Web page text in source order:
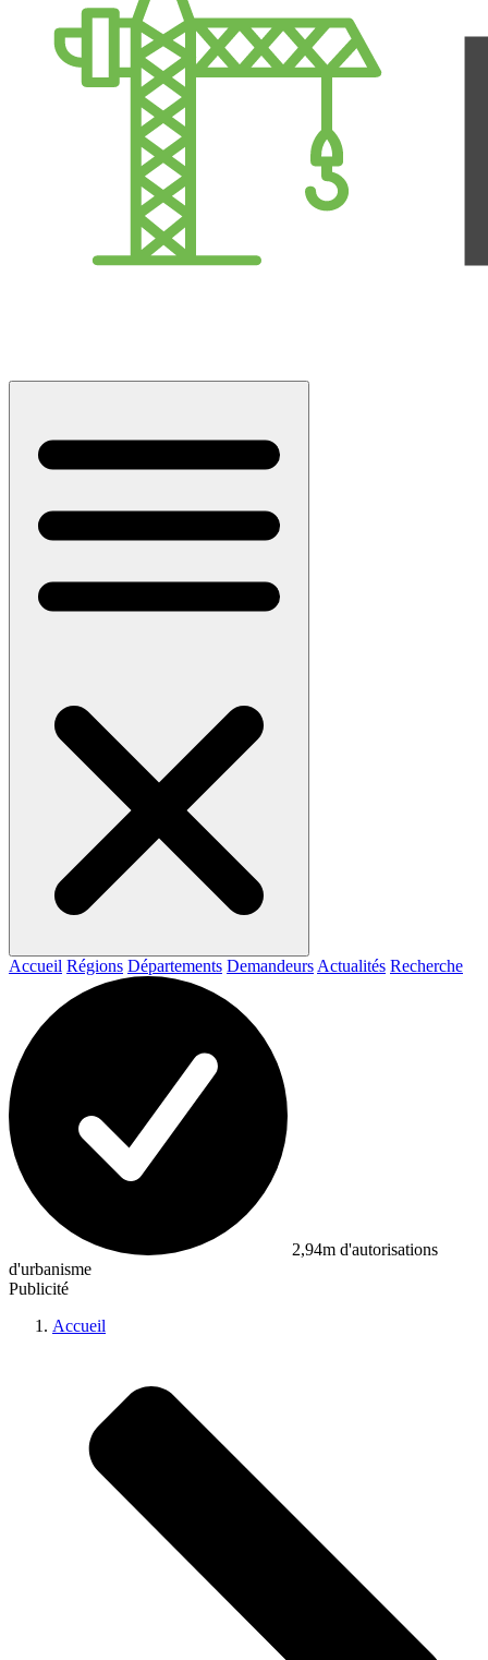
Accueil Régions Départements Demandeurs Actualités Recherche
2,94m d'autorisations
d'urbanisme
Publicité
Accueil